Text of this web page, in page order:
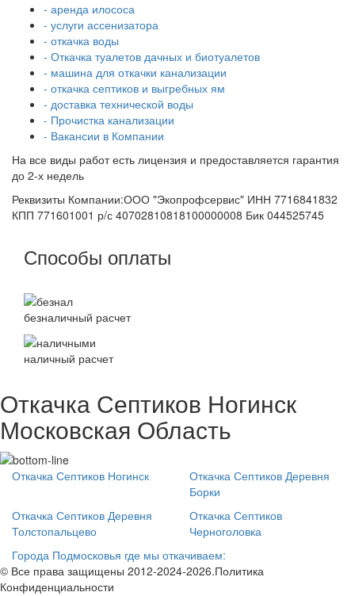
- аренда илососа
- услуги ассенизатора
- откачка воды
- Откачка туалетов дачных и биотуалетов
- машина для откачки канализации
- откачка септиков и выгребных ям
- доставка технической воды
- Прочистка канализации
- Вакансии в Компании
На все виды работ есть лицензия и предоставляется гарантия
до 2-х недель
Реквизиты Компании:ООО "Экопрофсервис" ИНН 7716841832
КПП 771601001 р/с 40702810818100000008 Бик 044525745
Способы оплаты
безналичный расчет
наличный расчет
Откачка Септиков Ногинск
Московская Область
Откачка Септиков Ногинск
Откачка Септиков Деревня
Борки
Откачка Септиков Деревня
Толстопальцево
Откачка Септиков
Черноголовка
Города Подмосковья где мы откачиваем:
© Все права защищены 2012-2024-2026.Политика
Конфиденциальности